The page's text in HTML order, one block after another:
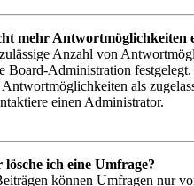
mehr Antwortmöglichkeiten
Anzahl von
Board-Administration festgelegt.
als
einen Administrator.
ich eine Umfrage?
können Umfragen nur